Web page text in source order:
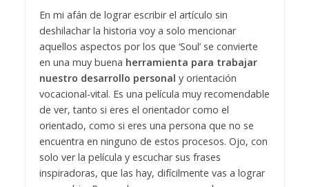
En mi afán de lograr escribir el artículo sin
deshilachar la historia voy a solo mencionar
aquellos aspectos por los que ‘Soul’ se convierte
en una muy buena herramienta para trabajar
nuestro desarrollo personal y orientación
vocacional-vital. Es una película muy recomendable
de ver, tanto si eres el orientador como el
orientado, como si eres una persona que no se
encuentra en ninguno de estos procesos. Ojo, con
solo ver la película y escuchar sus frases
inspiradoras, que las hay, difícilmente vas a lograr